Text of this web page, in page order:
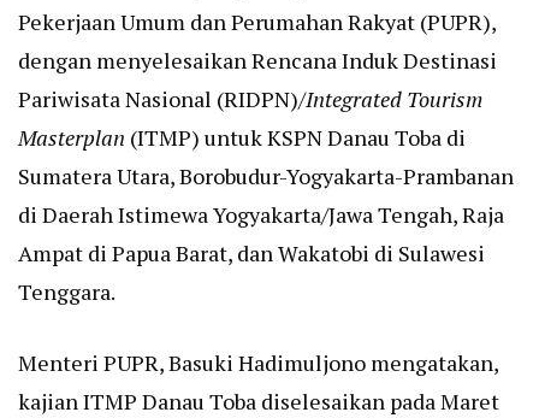
Pekerjaan Umum dan Perumahan Rakyat (PUPR),
dengan menyelesaikan Rencana Induk Destinasi
Pariwisata Nasional (RIDPN)/Integrated Tourism
Masterplan (ITMP) untuk KSPN Danau Toba di
Sumatera Utara, Borobudur-Yogyakarta-Prambanan
di Daerah Istimewa Yogyakarta/Jawa Tengah, Raja
Ampat di Papua Barat, dan Wakatobi di Sulawesi
Tenggara.
Menteri PUPR, Basuki Hadimuljono mengatakan,
kajian ITMP Danau Toba diselesaikan pada Maret